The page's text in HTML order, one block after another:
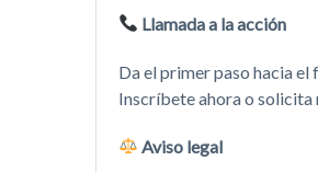
Llamada a la acción
Da el primer paso hacia
Inscríbete ahora o
Aviso legal